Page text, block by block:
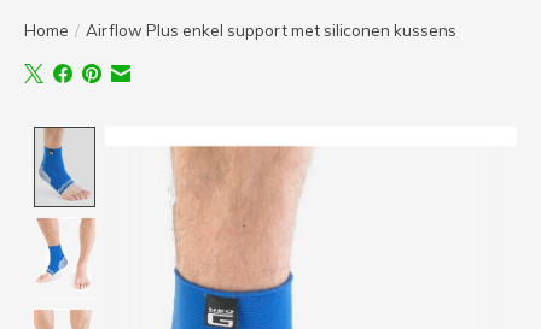
Home / Airflow Plus enkel support met siliconen kussens